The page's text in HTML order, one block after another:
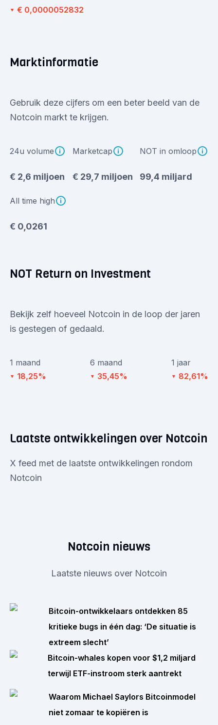
▼ € 0,0000052832
Marktinformatie
Gebruik deze cijfers om een beter beeld van de
Notcoin markt te krijgen.
24u volume
€ 2,6 miljoen
Marketcap
€ 29,7 miljoen
NOT in omloop
99,4 miljard
All time high
€ 0,0261
NOT Return on Investment
Bekijk zelf hoeveel Notcoin in de loop der jaren
is gestegen of gedaald.
1 maand
▼ 18,25%
6 maand
▼ 35,45%
1 jaar
▼ 82,61%
Laatste ontwikkelingen over Notcoin
X feed met de laatste ontwikkelingen rondom
Notcoin
Notcoin nieuws
Laatste nieuws over Notcoin
Bitcoin-ontwikkelaars ontdekken 85
kritieke bugs in één dag: ‘De situatie is
extreem slecht’
Bitcoin-whales kopen voor $1,2 miljard
terwijl ETF-instroom sterk aantrekt
Waarom Michael Saylors Bitcoinmodel
niet zomaar te kopiëren is